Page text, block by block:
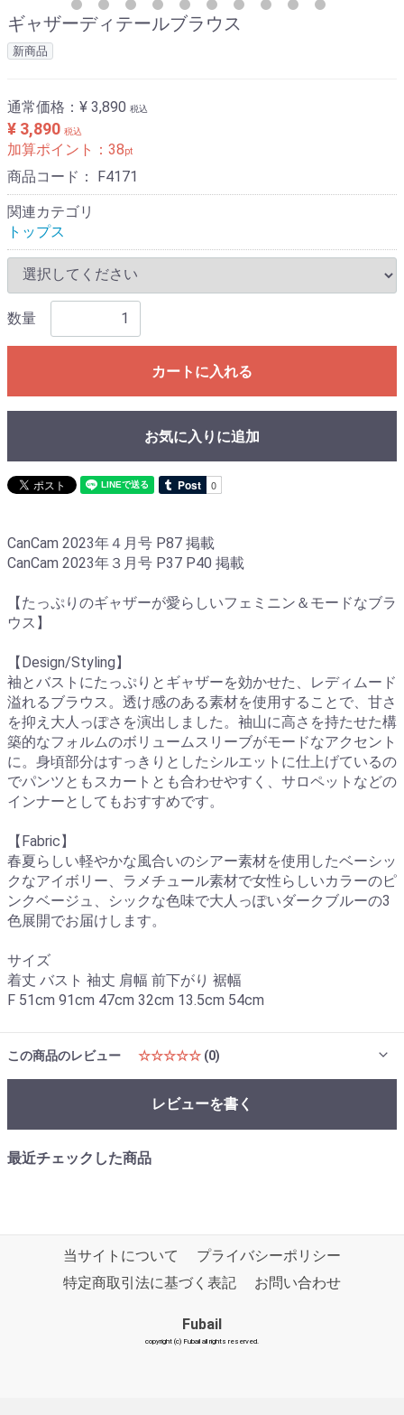
ギャザーディテールブラウス
新商品
通常価格： ¥ 3,890 税込
¥ 3,890 税込
加算ポイント： 38pt
商品コード： F4171
関連カテゴリ
トップス
数量
カートに入れる
お気に入りに追加
CanCam 2023年４月号 P87 掲載
CanCam 2023年３月号 P37 P40 掲載
【たっぷりのギャザーが愛らしいフェミニン＆モードなブラ
ウス】
【Design/Styling】
袖とバストにたっぷりとギャザーを効かせた、レディムード
溢れるブラウス。透け感のある素材を使用することで、甘さ
を抑え大人っぽさを演出しました。袖山に高さを持たせた構
築的なフォルムのボリュームスリーブがモードなアクセント
に。身頃部分はすっきりとしたシルエットに仕上げているの
でパンツともスカートとも合わせやすく、サロペットなどの
インナーとしてもおすすめです。
【Fabric】
春夏らしい軽やかな風合いのシアー素材を使用したベーシッ
クなアイボリー、ラメチュール素材で女性らしいカラーのピ
ンクベージュ、シックな色味で大人っぽいダークブルーの3
色展開でお届けします。
サイズ
着丈 バスト 袖丈 肩幅 前下がり 裾幅
F 51cm 91cm 47cm 32cm 13.5cm 54cm
この商品のレビュー ☆☆☆☆☆ (0)
レビューを書く
最近チェックした商品
当サイトについて
プライバシーポリシー
特定商取引法に基づく表記
お問い合わせ
Fubail
copyright (c) Fubail all rights reserved.